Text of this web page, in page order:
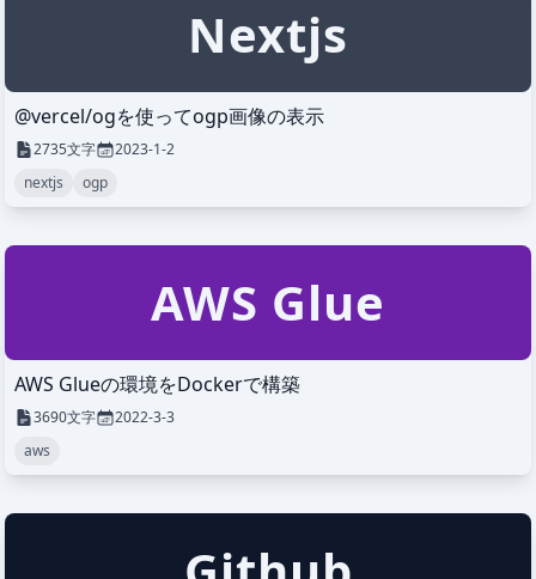
Nextjs
@vercel/ogを使ってogp画像の表示
2735文字
2023-1-2
nextjs
ogp
AWS Glue
AWS Glueの環境をDockerで構築
3690文字
2022-3-3
aws